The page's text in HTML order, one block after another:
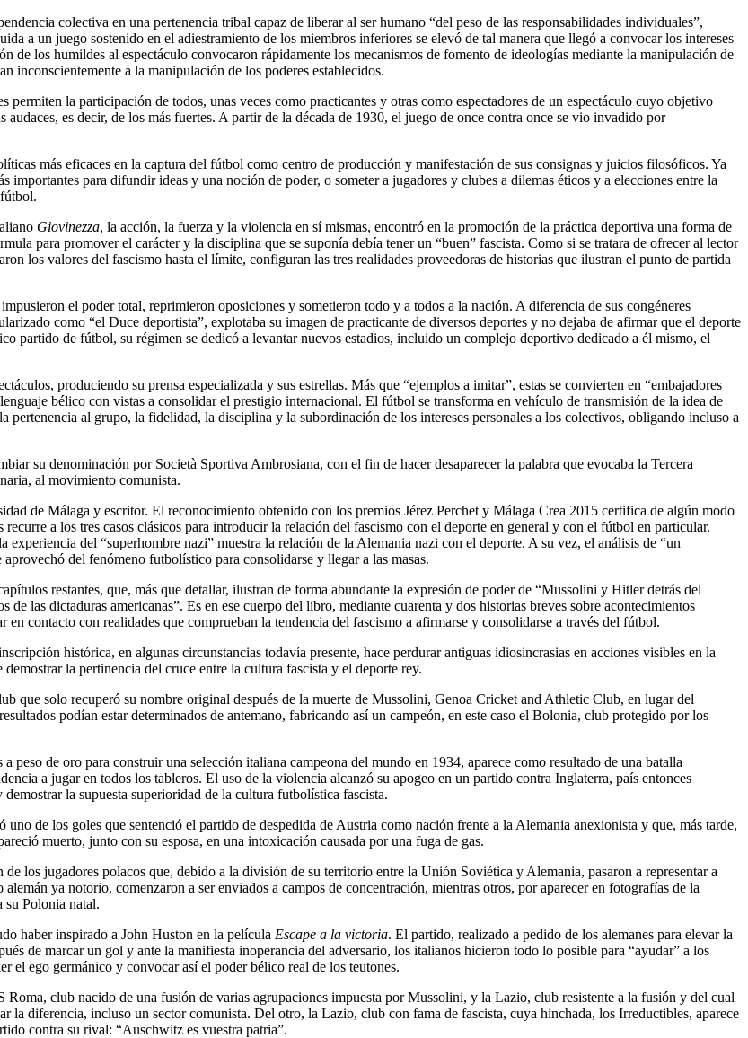
colectiva en una pertenencia tribal capaz de liberar al ser humano “del peso de las responsabilidades individuales”,
a un juego sostenido en el adiestramiento de los miembros inferiores se elevó de tal manera que llegó a convocar los intereses
de los humildes al espectáculo convocaron rápidamente los mecanismos de fomento de ideologías mediante la manipulación de
inconscientemente a la manipulación de los poderes establecidos.
la participación de todos, unas veces como practicantes y otras como espectadores de un espectáculo cuyo objetivo
es decir, de los más fuertes. A partir de la década de 1930, el juego de once contra once se vio invadido por
más eficaces en la captura del fútbol como centro de producción y manifestación de sus consignas y juicios filosóficos. Ya
importantes para difundir ideas y una noción de poder, o someter a jugadores y clubes a dilemas éticos y a elecciones entre la
Giovinezza, la acción, la fuerza y la violencia en sí mismas, encontró en la promoción de la práctica deportiva una forma de
para promover el carácter y la disciplina que se suponía debía tener un “buen” fascista. Como si se tratara de ofrecer al lector
los valores del fascismo hasta el límite, configuran las tres realidades proveedoras de historias que ilustran el punto de partida
el poder total, reprimieron oposiciones y sometieron todo y a todos a la nación. A diferencia de sus congéneres
como “el Duce deportista”, explotaba su imagen de practicante de diversos deportes y no dejaba de afirmar que el deporte
partido de fútbol, su régimen se dedicó a levantar nuevos estadios, incluido un complejo deportivo dedicado a él mismo, el
produciendo su prensa especializada y sus estrellas. Más que “ejemplos a imitar”, estas se convierten en “embajadores
bélico con vistas a consolidar el prestigio internacional. El fútbol se transforma en vehículo de transmisión de la idea de
pertenencia al grupo, la fidelidad, la disciplina y la subordinación de los intereses personales a los colectivos, obligando incluso a
su denominación por Società Sportiva Ambrosiana, con el fin de hacer desaparecer la palabra que evocaba la Tercera
al movimiento comunista.
de Málaga y escritor. El reconocimiento obtenido con los premios Jérez Perchet y Málaga Crea 2015 certifica de algún modo
recurre a los tres casos clásicos para introducir la relación del fascismo con el deporte en general y con el fútbol en particular.
del “superhombre nazi” muestra la relación de la Alemania nazi con el deporte. A su vez, el análisis de “un
del fenómeno futbolístico para consolidarse y llegar a las masas.
restantes, que, más que detallar, ilustran de forma abundante la expresión de poder de “Mussolini y Hitler detrás del
las dictaduras americanas”. Es en ese cuerpo del libro, mediante cuarenta y dos historias breves sobre acontecimientos
contacto con realidades que comprueban la tendencia del fascismo a afirmarse y consolidarse a través del fútbol.
histórica, en algunas circunstancias todavía presente, hace perdurar antiguas idiosincrasias en acciones visibles en la
la pertinencia del cruce entre la cultura fascista y el deporte rey.
que solo recuperó su nombre original después de la muerte de Mussolini, Genoa Cricket and Athletic Club, en lugar del
podían estar determinados de antemano, fabricando así un campeón, en este caso el Bolonia, club protegido por los
peso de oro para construir una selección italiana campeona del mundo en 1934, aparece como resultado de una batalla
a jugar en todos los tableros. El uso de la violencia alcanzó su apogeo en un partido contra Inglaterra, país entonces
la supuesta superioridad de la cultura futbolística fascista.
de los goles que sentenció el partido de despedida de Austria como nación frente a la Alemania anexionista y que, más tarde,
muerto, junto con su esposa, en una intoxicación causada por una fuga de gas.
los jugadores polacos que, debido a la división de su territorio entre la Unión Soviética y Alemania, pasaron a representar a
ya notorio, comenzaron a ser enviados a campos de concentración, mientras otros, por aparecer en fotografías de la
su Polonia natal.
haber inspirado a John Huston en la película Escape a la victoria. El partido, realizado a pedido de los alemanes para elevar la
de marcar un gol y ante la manifiesta inoperancia del adversario, los italianos hicieron todo lo posible para “ayudar” a los
el ego germánico y convocar así el poder bélico real de los teutones.
club nacido de una fusión de varias agrupaciones impuesta por Mussolini, y la Lazio, club resistente a la fusión y del cual
la diferencia, incluso un sector comunista. Del otro, la Lazio, club con fama de fascista, cuya hinchada, los Irreductibles, aparece
contra su rival: “Auschwitz es vuestra patria”.